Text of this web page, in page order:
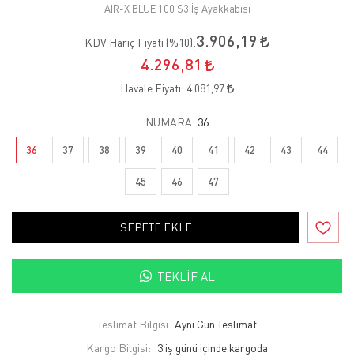
AIR-X BLUE 100 S3 İş Ayakkabısı
KDV Hariç Fiyatı (%10):3.906,19
4.296,81
Havale Fiyatı: 4.081,97
NUMARA: 36
36 37 38 39 40 41 42 43 44
45 46 47
SEPETE EKLE
TEKLIF AL
Teslimat Bilgisi Aynı Gün Teslimat
Kargo Bilgisi: 3 iş günü içinde kargoda